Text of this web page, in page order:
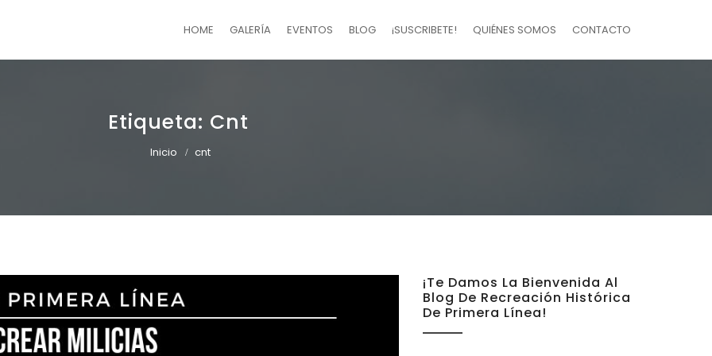
HOME GALERÍA EVENTOS BLOG ¡SUSCRIBETE! QUIÉNES SOMOS CONTACTO
Etiqueta: Cnt
Inicio cnt
¡Te Damos La Bienvenida Al
Blog De Recreación Histórica
De Primera Línea!